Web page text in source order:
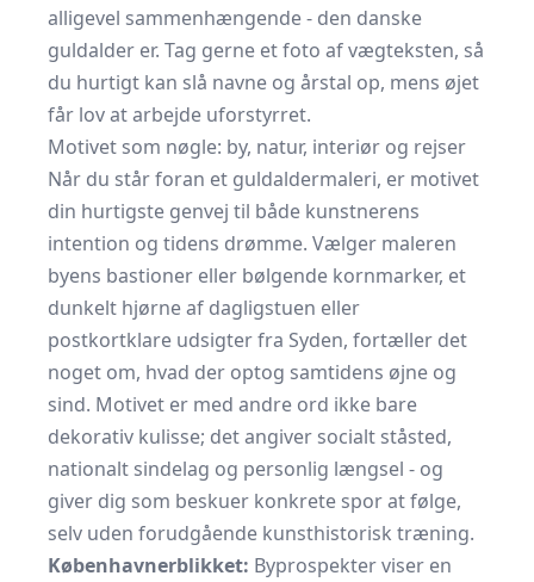
alligevel sammenhængende - den danske
guldalder er. Tag gerne et foto af vægteksten, så
du hurtigt kan slå navne og årstal op, mens øjet
får lov at arbejde uforstyrret.
Motivet som nøgle: by, natur, interiør og rejser
Når du står foran et guldaldermaleri, er motivet
din hurtigste genvej til både kunstnerens
intention og tidens drømme. Vælger maleren
byens bastioner eller bølgende kornmarker, et
dunkelt hjørne af dagligstuen eller
postkortklare udsigter fra Syden, fortæller det
noget om, hvad der optog samtidens øjne og
sind. Motivet er med andre ord ikke bare
dekorativ kulisse; det angiver socialt ståsted,
nationalt sindelag og personlig længsel - og
giver dig som beskuer konkrete spor at følge,
selv uden forudgående kunsthistorisk træning.
Københavnerblikket: Byprospekter viser en